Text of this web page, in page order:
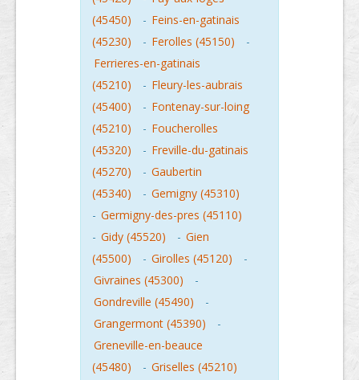
(45450)
- Feins-en-gatinais
(45230)
- Ferolles (45150)
-
Ferrieres-en-gatinais
(45210)
- Fleury-les-aubrais
(45400)
- Fontenay-sur-loing
(45210)
- Foucherolles
(45320)
- Freville-du-gatinais
(45270)
- Gaubertin
(45340)
- Gemigny (45310)
- Germigny-des-pres (45110)
- Gidy (45520) - Gien
(45500)
- Girolles (45120)
-
Givraines (45300)
-
Gondreville (45490)
-
Grangermont (45390)
-
Greneville-en-beauce
(45480)
- Griselles (45210)